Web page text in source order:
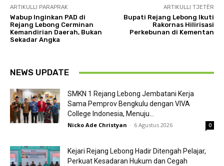
ARTIKULLI PARAPRAK
Wabup Inginkan PAD di
Rejang Lebong Cerminan
Kemandirian Daerah, Bukan
Sekadar Angka
ARTIKULLI TJETËR
Bupati Rejang Lebong Ikuti
Rakornas Hilirisasi
Perkebunan di Kementan
NEWS UPDATE
SMKN 1 Rejang Lebong Jembatani Kerja
Sama Pemprov Bengkulu dengan VIVA
College Indonesia, Menuju...
Nicko Ade Christyan - 6 Agustus 2026 0
Kejari Rejang Lebong Hadir Ditengah Pelajar,
Perkuat Kesadaran Hukum dan Cegah